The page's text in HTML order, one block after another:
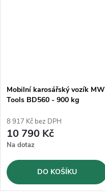
Mobilní karosářský vozík MW
Tools BD560 - 900 kg
8 917 Kč bez DPH
10 790 Kč
Na dotaz
DO KOŠÍKU